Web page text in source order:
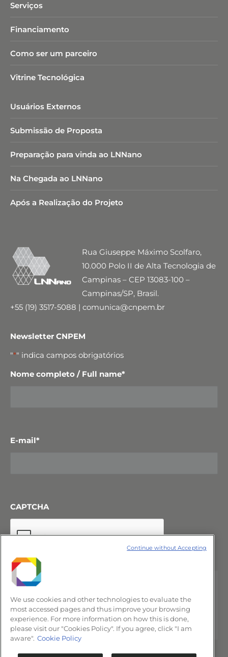
Serviços
Financiamento
Como ser um parceiro
Vitrine Tecnológica
Usuários Externos
Submissão de Proposta
Preparação para vinda ao LNNano
Na Chegada ao LNNano
Após a Realização do Projeto
Rua Giuseppe Máximo Scolfaro,
10.000 Polo II de Alta Tecnologia de
Campinas – CEP 13083-100 –
Campinas/SP, Brasil.
+55 (19) 3517-5088 | comunica@cnpem.br
Newsletter CNPEM
"*" indica campos obrigatórios
Nome completo / Full name*
E-mail*
CAPTCHA
We use cookies and other technologies to evaluate the
most accessed pages and thus improve your browsing
experience. For more information on how this is done,
please visit our "Cookies Policy". If you agree, click "I am
aware". Cookie Policy
Continue without Accepting